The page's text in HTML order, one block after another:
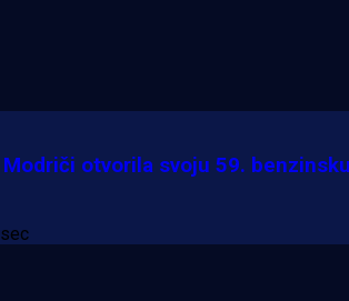
otvorila svoju 59.